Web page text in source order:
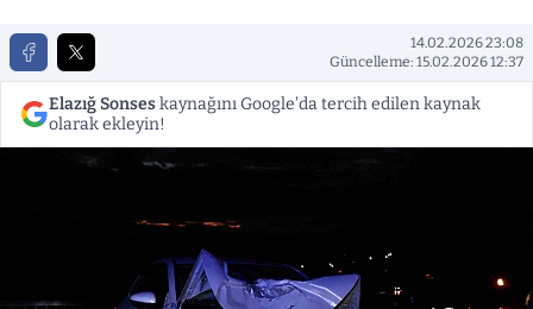
14.02.2026 23:08
Güncelleme: 15.02.2026 12:37
Elazığ Sonseskaynağını Google'da tercih edilen kaynak
olarak ekleyin!